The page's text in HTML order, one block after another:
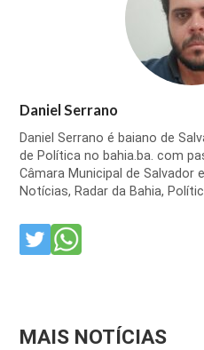
Daniel Serrano
Daniel Serrano é baiano de
de Política no bahia.ba. com
Câmara Municipal de Salvador
Notícias, Radar da Bahia,
MAIS NOTÍCIAS